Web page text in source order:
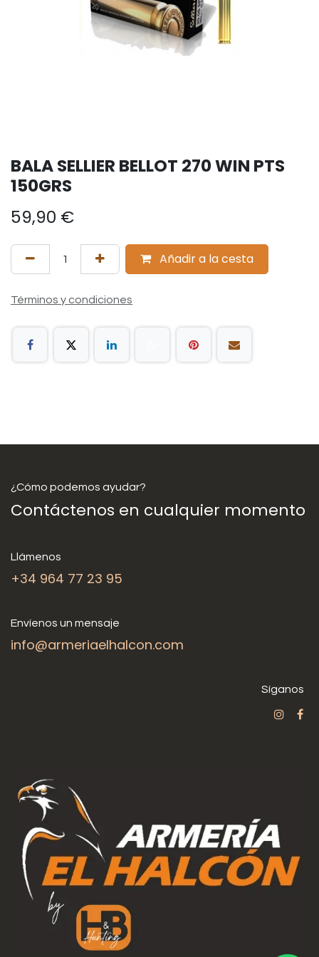
BALA SELLIER BELLOT 270 WIN PTS
150GRS
59,90 €
Añadir a la cesta
Términos y condiciones
¿Cómo podemos ayudar?
Contáctenos en cualquier momento
Llámenos
+34 964 77 23 95
Envíenos un mensaje
info@armeriaelhalcon.com
Síganos